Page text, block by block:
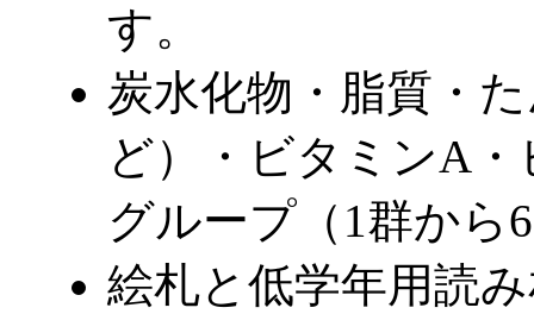
す。
炭水化物・脂質・
ど）・ビタミンA
グループ（1群から
絵札と低学年用読